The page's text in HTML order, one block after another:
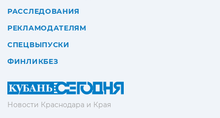
Новости Краснодара и Края
РАССЛЕДОВАНИЯ
РЕКЛАМОДАТЕЛЯМ
СПЕЦВЫПУСКИ
ФИНЛИКБЕЗ